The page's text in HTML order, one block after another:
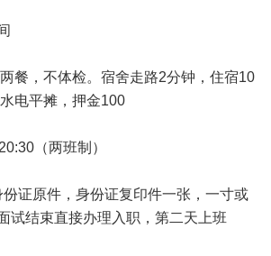
两餐，不体检。宿舍走路2分钟，住宿10
电平摊，押金100
（两班制）
证原件，身份证复印件一张，一寸或
试结束直接办理入职，第二天上班